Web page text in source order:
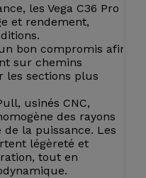
les Vega C36 Pro
et rendement,
bon compromis afin
sur chemins
les sections plus
usinés CNC,
des rayons
la puissance. Les
légèreté et
tout en